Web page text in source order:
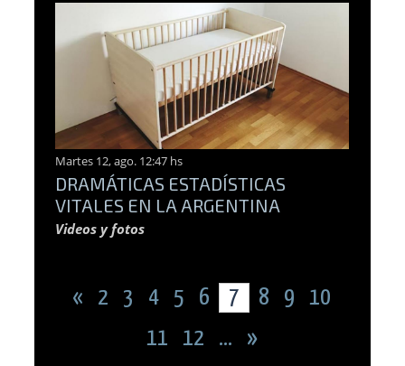
Martes 12, ago. 12:47 hs
DRAMÁTICAS ESTADÍSTICAS
VITALES EN LA ARGENTINA
Videos y fotos
« 2 3 4 5 6 7 8 9
10
11
12 ... »